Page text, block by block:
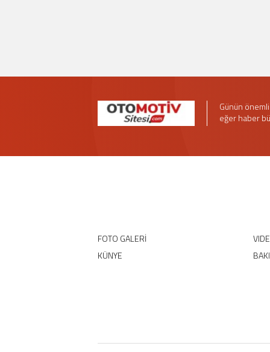
Günün
eğer haber
FOTO GALERİ
KÜNYE